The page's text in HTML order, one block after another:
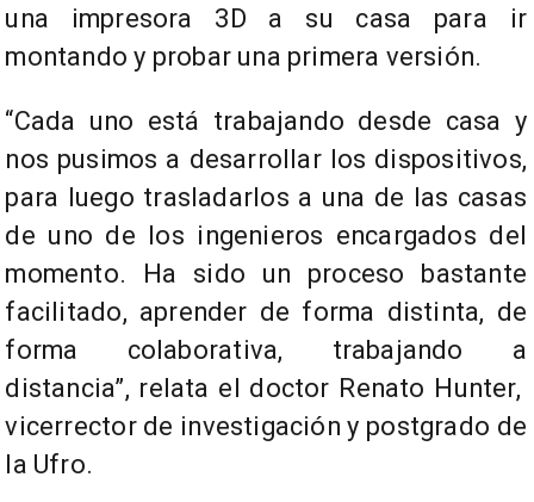
una impresora 3D a su casa para ir
montando y probar una primera versión.
“Cada uno está trabajando desde casa y
nos pusimos a desarrollar los dispositivos,
para luego trasladarlos a una de las casas
de uno de los ingenieros encargados del
momento. Ha sido un proceso bastante
facilitado, aprender de forma distinta, de
forma colaborativa, trabajando a
distancia”, relata el doctor Renato Hunter,
vicerrector de investigación y postgrado de
la Ufro.